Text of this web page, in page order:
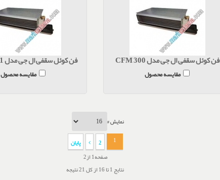
فن کوئل سقفی ال جی مدل CFM 300
مقایسه محصول
فن کوئل سقفی ال جی مدل CFM 4001
مقایسه محصول
نمایش #
1
2
پایان
صفحه1 از2
نتایج 1 تا 16 از کل 21 نتیجه